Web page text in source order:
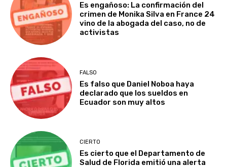
Es engañoso: La confirmación del
crimen de Monika Silva en France 24
vino de la abogada del caso, no de
activistas
FALSO
Es falso que Daniel Noboa haya
declarado que los sueldos en
Ecuador son muy altos
CIERTO
Es cierto que el Departamento de
Salud de Florida emitió una alerta